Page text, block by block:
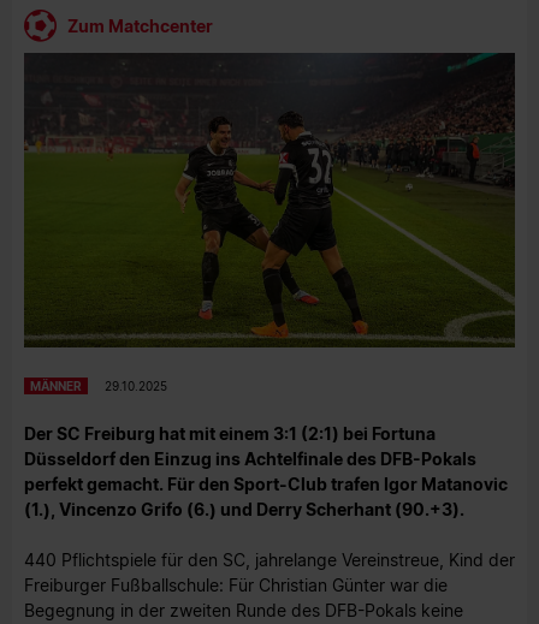
Zum Matchcenter
MÄNNER 29.10.2025
Der SC Freiburg hat mit einem 3:1 (2:1) bei Fortuna
Düsseldorf den Einzug ins Achtelfinale des DFB-Pokals
perfekt gemacht. Für den Sport-Club trafen Igor Matanovic
(1.), Vincenzo Grifo (6.) und Derry Scherhant (90.+3).
440 Pflichtspiele für den SC, jahrelange Vereinstreue, Kind der
Freiburger Fußballschule: Für Christian Günter war die
Begegnung in der zweiten Runde des DFB-Pokals keine